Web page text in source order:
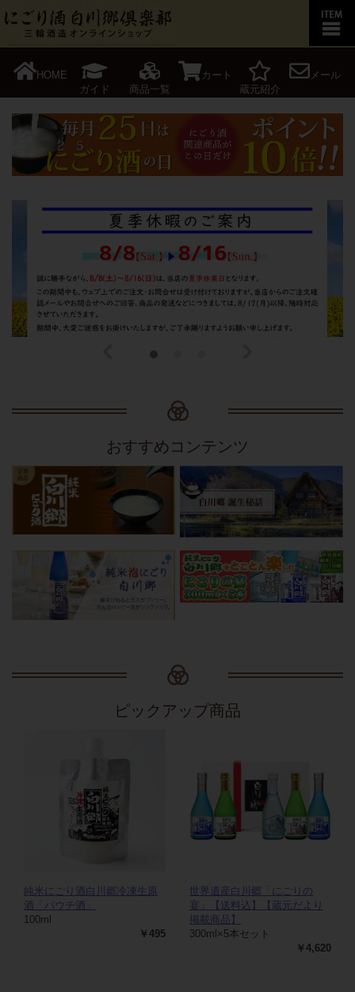
HOME
ガイド
商品一覧
カート
蔵元紹介
メール
おすすめコンテンツ
ピックアップ商品
純米にごり酒白川郷冷凍生原
酒「パウチ酒」
100ml
￥495
世界遺産白川郷「にごりの
宴」【送料込】【蔵元だより
掲載商品】
300ml×5本セット
￥4,620